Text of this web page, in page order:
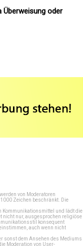
Überweisung oder
von Moderatoren
Zeichen beschränkt. Die
Kommunikationsmittel und lädt die
nicht nur, ausgesprochen religiöse
konsequent
auch wenn nicht
sonst dem Ansehen des Mediums
Moderation von User-